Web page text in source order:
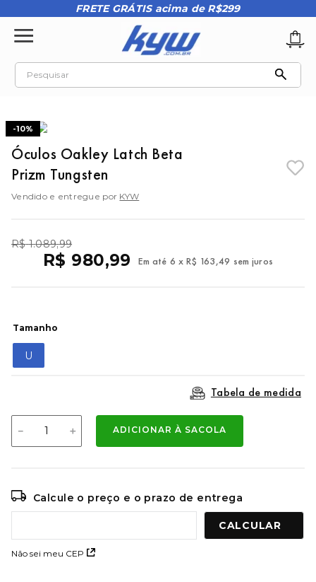
FRETE GRÁTIS acima de R$299
Pesquisar
-10%
Óculos Oakley Latch Beta
Prizm Tungsten
Vendido e entregue por KYW
R$ 1.089,99
R$ 980,99 Em até 6 x R$ 163,49 sem juros
Tamanho
U
Tabela de medida
＋
－ ADICIONAR À SACOLA
Calcule o preço e o prazo de entrega
Não sei meu CEP
1º tênis oakley
2º oakley
3º teeth bomber 3
4º boné
º tenis
mochila oakley